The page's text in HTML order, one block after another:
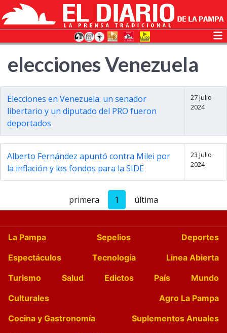
elecciones Venezuela
Elecciones en Venezuela: un senador
libertario y un diputado del PRO fueron
deportados
27 Julio
2024
Alberto Fernández apuntó contra Milei por
la inflación y los fondos para la SIDE
23 Julio
2024
primera 1 última
La Pampa Sepelios
Deportes
Espectáculos
Tecnología
Linea Abierta
Turismo
Salud Edictos País
Mundo
Culturales
Agro La Pampa
Cocina y Gastronomía
Suplementos Anuales